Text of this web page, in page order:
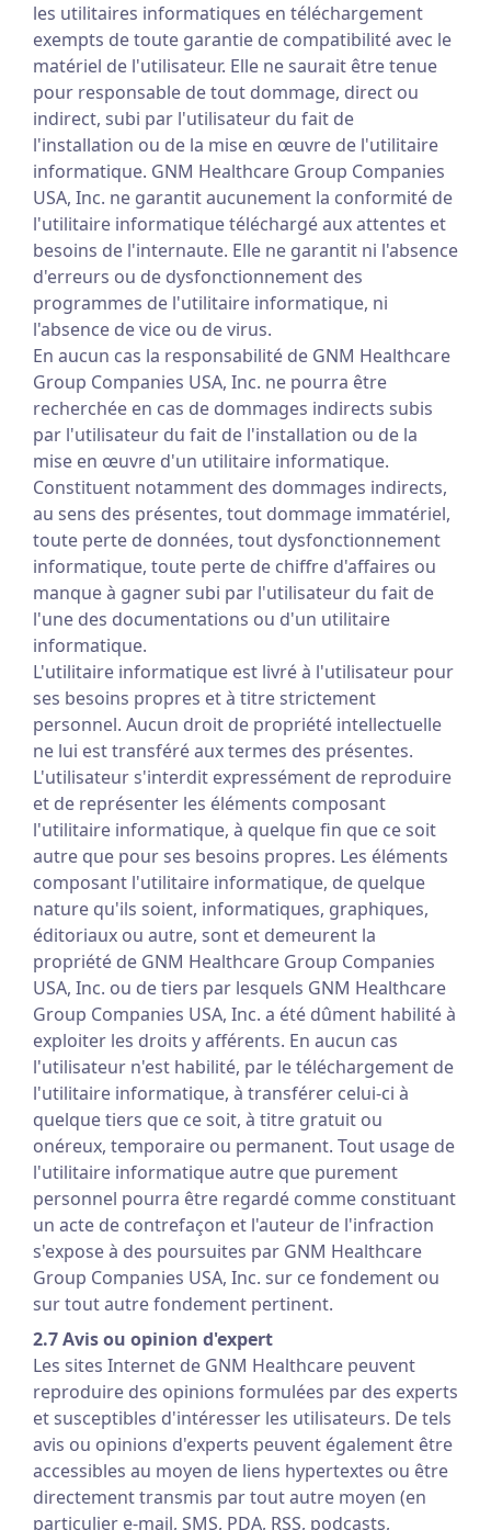
les utilitaires informatiques en téléchargement
exempts de toute garantie de compatibilité avec le
matériel de l'utilisateur. Elle ne saurait être tenue
pour responsable de tout dommage, direct ou
indirect, subi par l'utilisateur du fait de
l'installation ou de la mise en œuvre de l'utilitaire
informatique. GNM Healthcare Group Companies
USA, Inc. ne garantit aucunement la conformité de
l'utilitaire informatique téléchargé aux attentes et
besoins de l'internaute. Elle ne garantit ni l'absence
d'erreurs ou de dysfonctionnement des
programmes de l'utilitaire informatique, ni
l'absence de vice ou de virus.
En aucun cas la responsabilité de GNM Healthcare
Group Companies USA, Inc. ne pourra être
recherchée en cas de dommages indirects subis
par l'utilisateur du fait de l'installation ou de la
mise en œuvre d'un utilitaire informatique.
Constituent notamment des dommages indirects,
au sens des présentes, tout dommage immatériel,
toute perte de données, tout dysfonctionnement
informatique, toute perte de chiffre d'affaires ou
manque à gagner subi par l'utilisateur du fait de
l'une des documentations ou d'un utilitaire
informatique.
L'utilitaire informatique est livré à l'utilisateur pour
ses besoins propres et à titre strictement
personnel. Aucun droit de propriété intellectuelle
ne lui est transféré aux termes des présentes.
L'utilisateur s'interdit expressément de reproduire
et de représenter les éléments composant
l'utilitaire informatique, à quelque fin que ce soit
autre que pour ses besoins propres. Les éléments
composant l'utilitaire informatique, de quelque
nature qu'ils soient, informatiques, graphiques,
éditoriaux ou autre, sont et demeurent la
propriété de GNM Healthcare Group Companies
USA, Inc. ou de tiers par lesquels GNM Healthcare
Group Companies USA, Inc. a été dûment habilité à
exploiter les droits y afférents. En aucun cas
l'utilisateur n'est habilité, par le téléchargement de
l'utilitaire informatique, à transférer celui-ci à
quelque tiers que ce soit, à titre gratuit ou
onéreux, temporaire ou permanent. Tout usage de
l'utilitaire informatique autre que purement
personnel pourra être regardé comme constituant
un acte de contrefaçon et l'auteur de l'infraction
s'expose à des poursuites par GNM Healthcare
Group Companies USA, Inc. sur ce fondement ou
sur tout autre fondement pertinent.
2.7 Avis ou opinion d'expert
Les sites Internet de GNM Healthcare peuvent
reproduire des opinions formulées par des experts
et susceptibles d'intéresser les utilisateurs. De tels
avis ou opinions d'experts peuvent également être
accessibles au moyen de liens hypertextes ou être
directement transmis par tout autre moyen (en
particulier e-mail, SMS, PDA, RSS, podcasts,